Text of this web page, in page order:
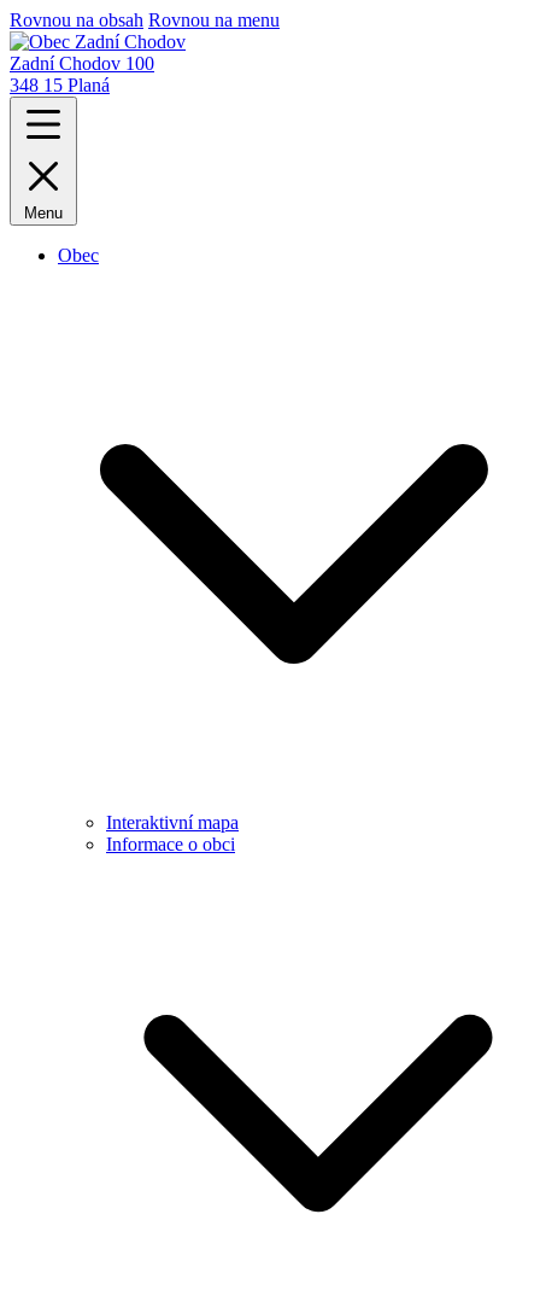
Rovnou na obsah Rovnou na menu
Zadní Chodov 100
348 15 Planá
Menu
Obec
Interaktivní mapa
Informace o obci